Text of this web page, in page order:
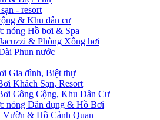
- resort
& Khu dân cư
nóng Hồ bơi & Spa
& Phòng Xông hơi
Phun nước
Gia đình, Biệt thự
Khách Sạn, Resort
Công Cộng, Khu Dân Cư
nóng Dân dụng & Hồ Bơi
Vườn & Hồ Cảnh Quan